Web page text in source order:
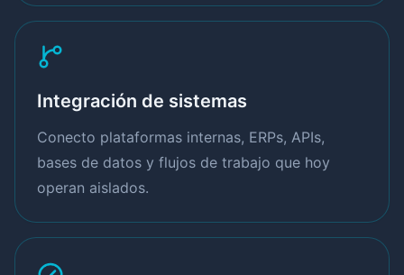
Integración de sistemas
Conecto plataformas internas, ERPs, APIs,
bases de datos y flujos de trabajo que hoy
operan aislados.